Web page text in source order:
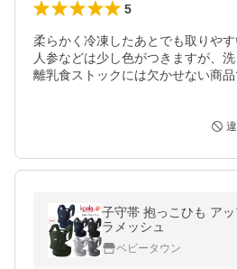
5
柔らかく冷凍したあとでも取りや
人参などは少し色がつきますが、
離乳食ストックには欠かせない商
子守帯 抱っこひも ア
ラメッシュ
ベビータウン